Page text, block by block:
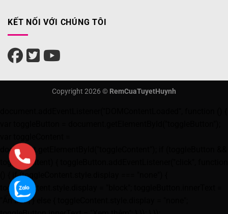
KẾT NỐI VỚI CHÚNG TÔI
Copyright 2026 © RemCuaTuyetHuynh
document.getElementById("toggleContent"); if (toggleButton &&
toggleContent) { toggleButton.addEventListener("click", function
() { if (toggleContent.style.display === "none") {
toggleContent.style.display = "block"; toggleButton.innerText =
"Ẩn bớt"; } else { toggleContent.style.display = "none";